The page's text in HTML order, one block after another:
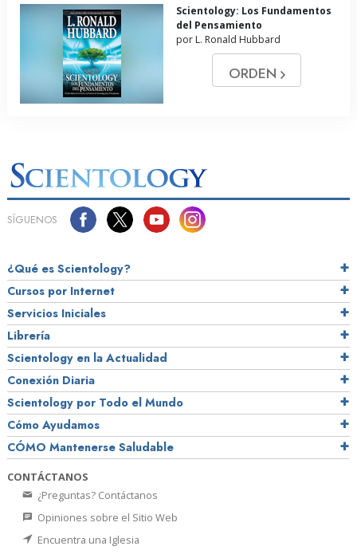
Scientology: Los Fundamentos
del Pensamiento
por L. Ronald Hubbard
ORDEN
SÍGUENOS
¿Qué es Scientology?
Cursos por Internet
Servicios Iniciales
Librería
Scientology en la Actualidad
Conexión Diaria
Scientology por Todo el Mundo
Cómo Ayudamos
CÓMO Mantenerse Saludable
CONTÁCTANOS
¿Preguntas? Contáctanos
Opiniones sobre el Sitio Web
Encuentra una Iglesia